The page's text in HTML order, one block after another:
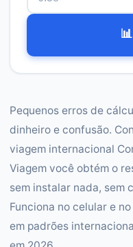
Pequenos erros de
dinheiro e confusão.
viagem internacional
Viagem você obtém o
sem instalar nada, sem
Funciona no celular e
em padrões